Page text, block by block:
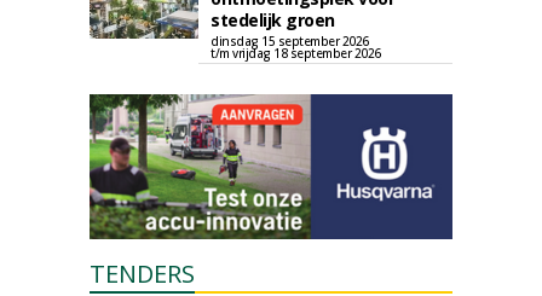
stedelijk groen
dinsdag 15 september 2026
t/m vrijdag 18 september 2026
TENDERS